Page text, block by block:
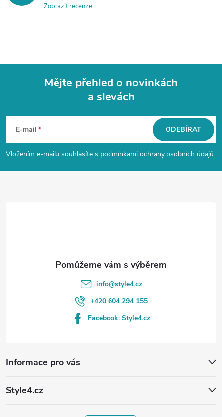
Zobrazit recenze
p
a
Mějte přehled o novinkách
a slevách
E-mail
Vložením e-mailu souhlasíte s podmínkami ochrany osobních údajů
ODEBÍRAT
Informace pro vás
Style4.cz
info@style4.cz
+420 604 294 155
Facebook: Style4.cz